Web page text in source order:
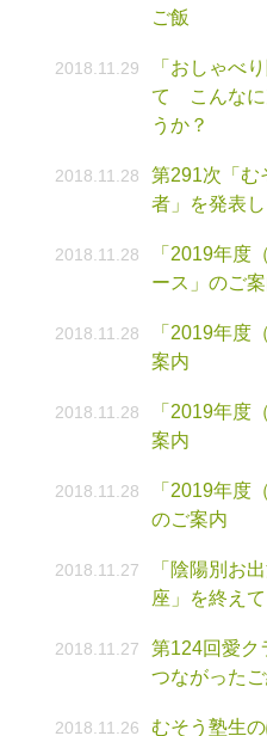
ご飯
2018.11.29
「おしゃべ
て こんなに
うか？
2018.11.28
第291次「
者」を発表
2018.11.28
「2019年度
ース」のご
2018.11.28
「2019年度
案内
2018.11.28
「2019年度
案内
2018.11.28
「2019年度
のご案内
2018.11.27
「陰陽別お
座」を終え
2018.11.27
第124回愛
つながった
2018.11.26
むそう塾生